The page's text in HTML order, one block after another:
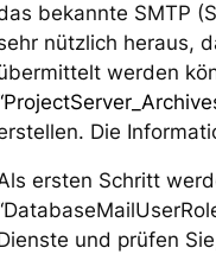
bekannte SMTP
nützlich heraus,
werden
Die
ersten Schritt
und prüfen